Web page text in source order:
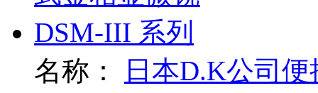
名称：
日本D.K公司